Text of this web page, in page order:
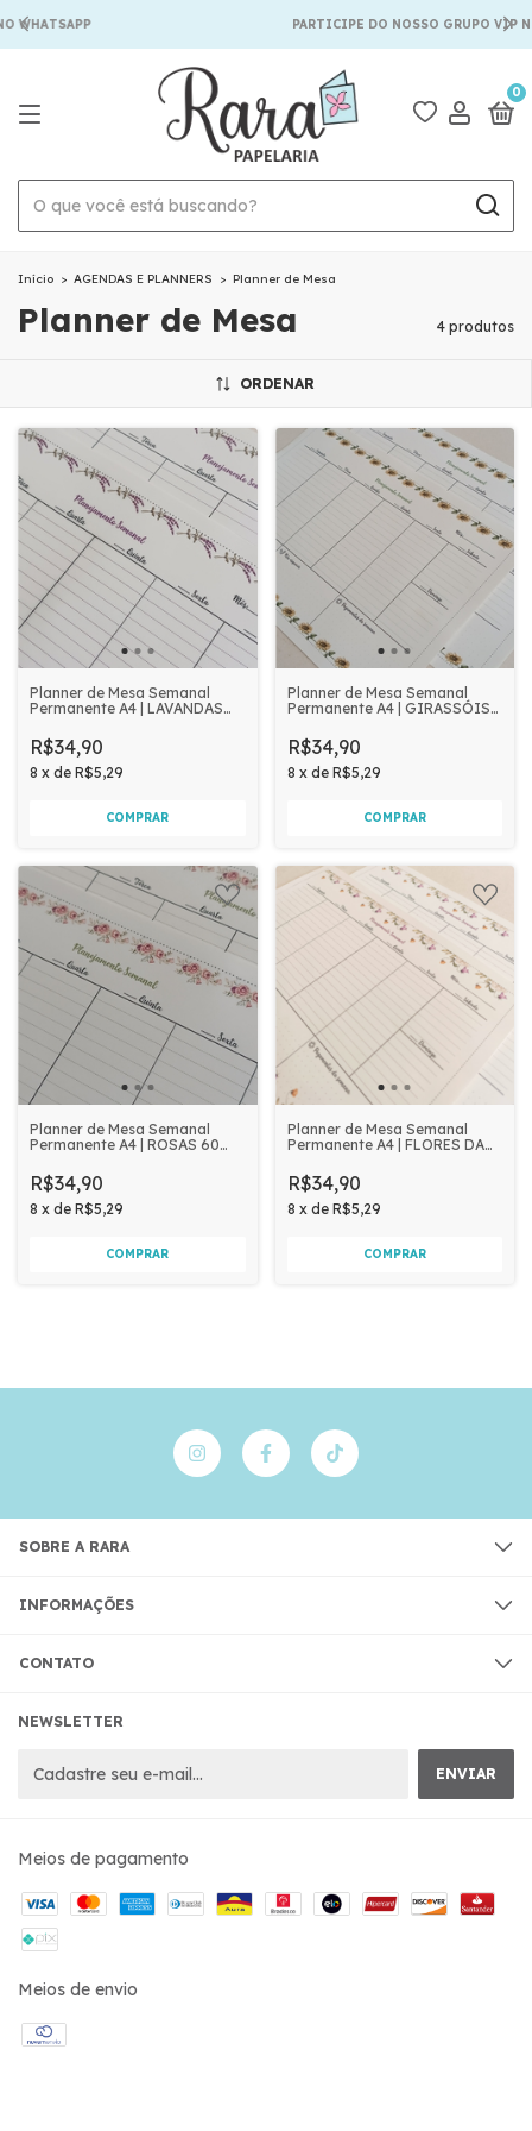
WHATSAPP PARTICIPE DO NOSSO GRUPO VIP
0
Início > AGENDAS E PLANNERS > Planner de Mesa
Planner de Mesa 4 produtos
ORDENAR
Planner de Mesa Semanal
Permanente A4 | LAVANDAS
R$34,90
8 x de R$5,29
Planner de Mesa Semanal
Permanente A4 | GIRASSÓIS
R$34,90
8 x de R$5,29
Planner de Mesa Semanal
Permanente A4 | ROSAS 60
R$34,90
8 x de R$5,29
Planner de Mesa Semanal
Permanente A4 | FLORES DA
R$34,90
8 x de R$5,29
SOBRE A RARA
INFORMAÇÕES
CONTATO
NEWSLETTER
Meios de pagamento
Meios de envio